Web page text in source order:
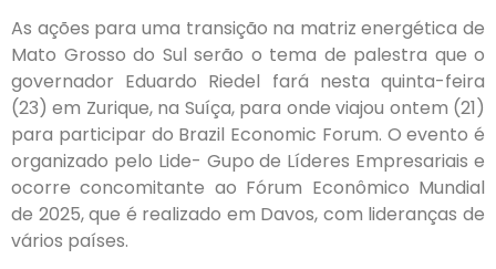
As ações para uma transição na matriz energética de
Mato Grosso do Sul serão o tema de palestra que o
governador Eduardo Riedel fará nesta quinta-feira
(23) em Zurique, na Suíça, para onde viajou ontem (21)
para participar do Brazil Economic Forum. O evento é
organizado pelo Lide- Gupo de Líderes Empresariais e
ocorre concomitante ao Fórum Econômico Mundial
de 2025, que é realizado em Davos, com lideranças de
vários países.